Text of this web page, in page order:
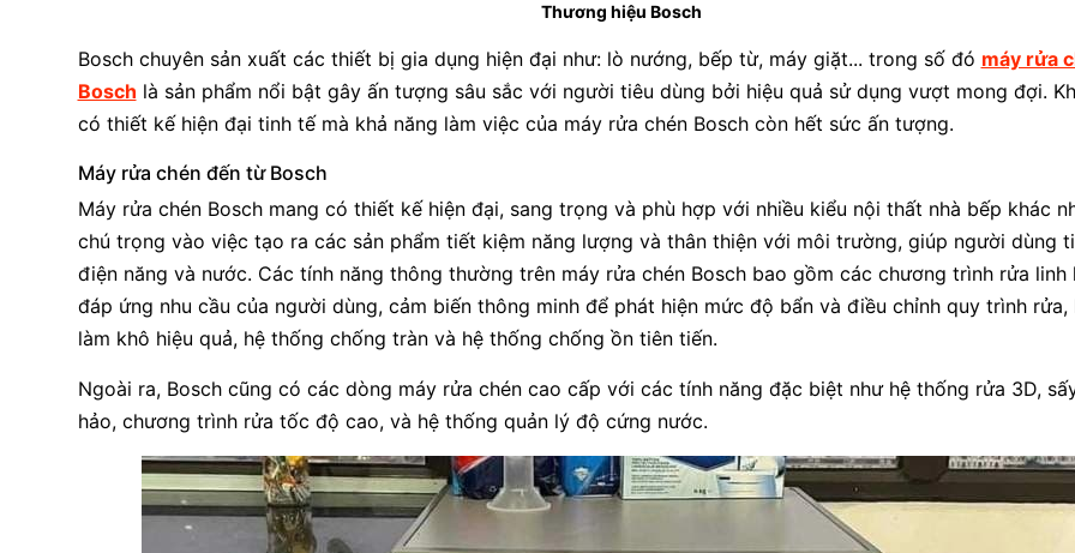
Thương hiệu Bosch
Bosch chuyên sản xuất các thiết bị gia dụng hiện đại như: lò nướng, bếp từ, máy giặt... trong số đó máy rửa
Bosch là sản phẩm nổi bật gây ấn tượng sâu sắc với người tiêu dùng bởi hiệu quả sử dụng vượt mong đợi.
có thiết kế hiện đại tinh tế mà khả năng làm việc của máy rửa chén Bosch còn hết sức ấn tượng.
Máy rửa chén đến từ Bosch
Máy rửa chén Bosch mang có thiết kế hiện đại, sang trọng và phù hợp với nhiều kiểu nội thất nhà bếp khác
chú trọng vào việc tạo ra các sản phẩm tiết kiệm năng lượng và thân thiện với môi trường, giúp người dùng
điện năng và nước. Các tính năng thông thường trên máy rửa chén Bosch bao gồm các chương trình rửa linh
đáp ứng nhu cầu của người dùng, cảm biến thông minh để phát hiện mức độ bẩn và điều chỉnh quy trình rửa,
làm khô hiệu quả, hệ thống chống tràn và hệ thống chống ồn tiên tiến.
Ngoài ra, Bosch cũng có các dòng máy rửa chén cao cấp với các tính năng đặc biệt như hệ thống rửa 3D,
hảo, chương trình rửa tốc độ cao, và hệ thống quản lý độ cứng nước.